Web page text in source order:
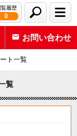
履歴
0
お問い合わせ
ト一覧
覧